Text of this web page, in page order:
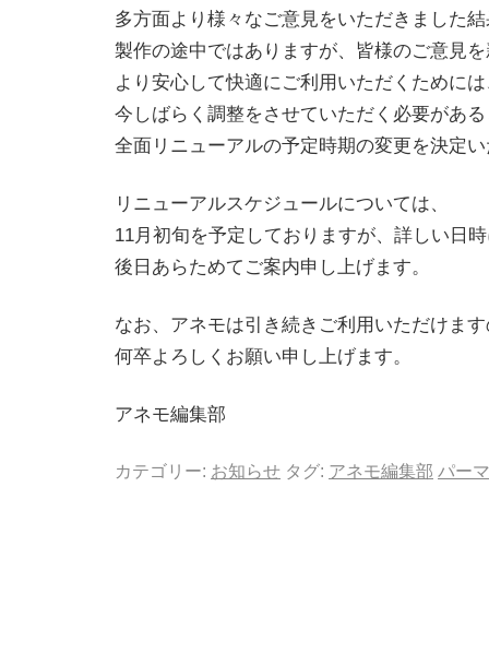
多方面より様々なご意見をいただきました
製作の途中ではありますが、皆様のご意見
より安心して快適にご利用いただくために
今しばらく調整をさせていただく必要があ
全面リニューアルの予定時期の変更を決定
リニューアルスケジュールについては、
11月初旬を予定しておりますが、詳しい日
後日あらためてご案内申し上げます。
なお、アネモは引き続きご利用いただけま
何卒よろしくお願い申し上げます。
アネモ編集部
カテゴリー: お知らせ タグ: アネモ編集部 パー